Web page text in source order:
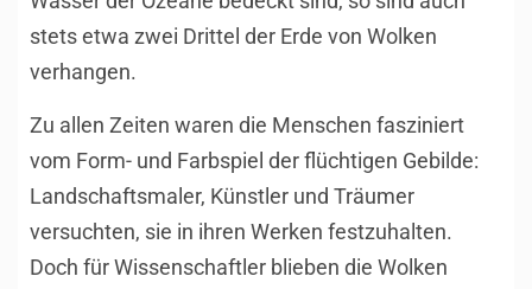
stets etwa zwei Drittel der Erde von Wolken
verhangen.
Zu allen Zeiten waren die Menschen fasziniert
vom Form- und Farbspiel der flüchtigen Gebilde:
Landschaftsmaler, Künstler und Träumer
versuchten, sie in ihren Werken festzuhalten.
Doch für Wissenschaftler blieben die Wolken